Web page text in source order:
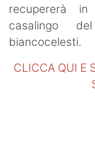
recupererà
casalingo
biancocelesti.
CLICCA QUI E